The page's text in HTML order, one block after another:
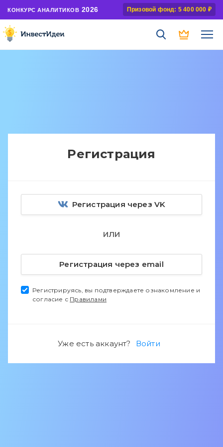
КОНКУРС АНАЛИТИКОВ 2026 Призовой фонд: 5 400 000 ₽
Регистрация
Регистрация через VK
ИЛИ
Регистрация через email
Регистрируясь, вы подтверждаете ознакомление и
согласие с Правилами
Уже есть аккаунт? Войти